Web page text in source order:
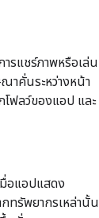
รแชร์ภาพหรือเล่น
ณาคั่นระหว่างหน้า
โฟลว์ของแอป และ
อแอปแสดง
กทรัพยากรเหล่านั้น